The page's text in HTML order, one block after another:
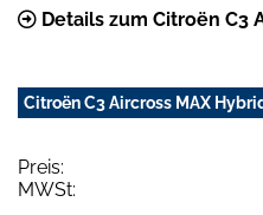
Details zum Citroën C3
Citroën C3 Aircross MAX
Preis:
MWSt: